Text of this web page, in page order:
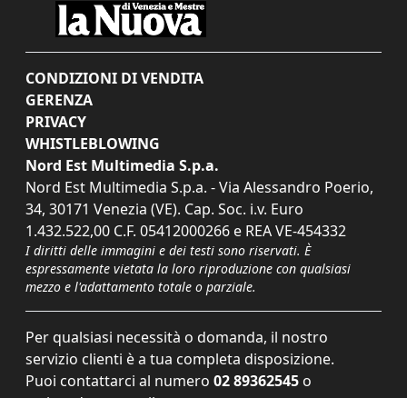
CONDIZIONI DI VENDITA
GERENZA
PRIVACY
WHISTLEBLOWING
Nord Est Multimedia S.p.a.
Nord Est Multimedia S.p.a. - Via Alessandro Poerio,
34, 30171 Venezia (VE). Cap. Soc. i.v. Euro
1.432.522,00 C.F. 05412000266 e REA VE-454332
I diritti delle immagini e dei testi sono riservati. È
espressamente vietata la loro riproduzione con qualsiasi
mezzo e l'adattamento totale o parziale.
Per qualsiasi necessità o domanda, il nostro
servizio clienti è a tua completa disposizione.
Puoi contattarci al numero 02 89362545 o